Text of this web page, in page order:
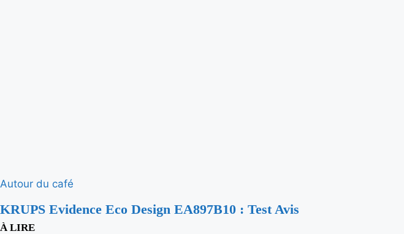
Autour du café
KRUPS Evidence Eco Design EA897B10 : Test Avis
À LIRE